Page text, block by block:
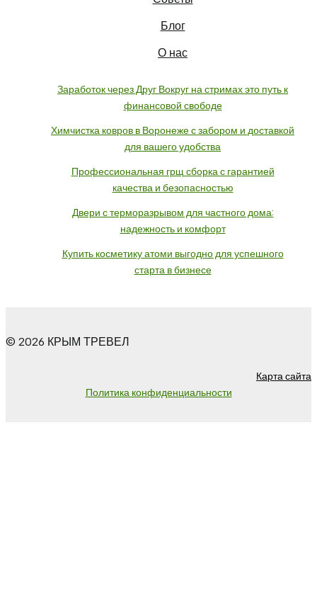
Блог
О нас
Заработок через Друг Вокруг на стримах это путь к
финансовой свободе
Химчистка ковров в Воронеже с забором и доставкой
для вашего удобства
Профессиональная грщ сборка с гарантией
качества и безопасностью
Двери с терморазрывом для частного дома:
надежность и комфорт
Купить косметику атоми выгодно для успешного
старта в бизнесе
© 2026 КРЫМ ТРЕВЕЛ
Карта сайта
Политика конфиденциальности